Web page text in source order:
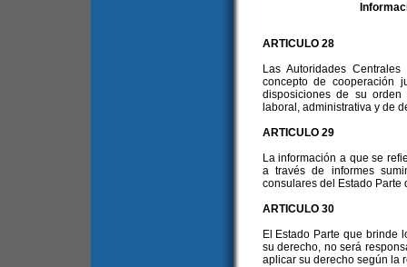
ARTICULO 28
Las Autoridades
concepto de cooperación
disposiciones de su
laboral, administrativa y de
ARTICULO 29
La información a que se
a través de informes
consulares del Estado Parte
ARTICULO 30
El Estado Parte que brinde
su derecho, no será
aplicar su derecho según la